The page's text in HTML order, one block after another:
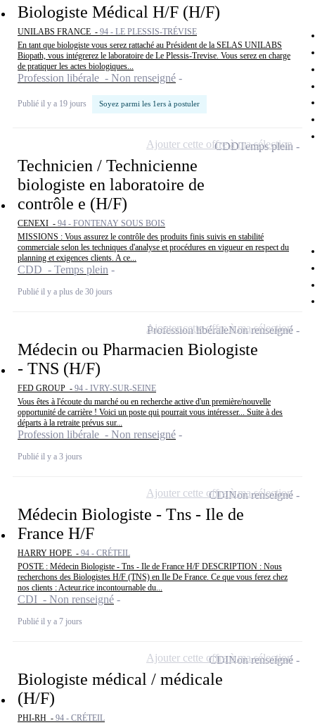
Biologiste Médical H/F (H/F)
UNILABS FRANCE - 94 - LE PLESSIS-TRÉVISE
En tant que biologiste vous serez rattaché au Président de la SELAS UNILABS
Biopath, vous intégrerez le laboratoire de Le Plessis-Trevise. Vous serez en charge
de pratiquer les actes biologiques...
Profession libérale - Non renseigné
Publié il y a 19 jours Soyez parmi les 1ers à postuler
Technicien / Technicienne
biologiste en laboratoire de
contrôle e (H/F)
CENEXI - 94 - FONTENAY SOUS BOIS
MISSIONS : Vous assurez le contrôle des produits finis suivis en stabilité
commerciale selon les techniques d'analyse et procédures en vigueur en respect du
planning et exigences clients. A ce...
CDD - Temps plein
Publié il y a plus de 30 jours
CDDTemps plein
Ajouter cette offre à ma sélection
Médecin ou Pharmacien Biologiste
- TNS (H/F)
FED GROUP - 94 - IVRY-SUR-SEINE
Vous êtes à l'écoute du marché ou en recherche active d'un première/nouvelle
opportunité de carrière ! Voici un poste qui pourrait vous intéresser... Suite à des
départs à la retraite prévus sur...
Profession libérale - Non renseigné
Publié il y a 3 jours
Profession libéraleNon renseigné
Ajouter cette offre à ma sélection
Médecin Biologiste - Tns - Ile de
France H/F
HARRY HOPE - 94 - CRÉTEIL
POSTE : Médecin Biologiste - Tns - Ile de France H/F DESCRIPTION : Nous
recherchons des Biologistes H/F (TNS) en Ile De France. Ce que vous ferez chez
nos clients : Acteur.rice incontournable du...
CDI - Non renseigné
Publié il y a 7 jours
CDINon renseigné
Ajouter cette offre à ma sélection
Biologiste médical / médicale
(H/F)
PHI-RH - 94 - CRÉTEIL
CDINon renseigné
Ajouter cette offre à ma sélection